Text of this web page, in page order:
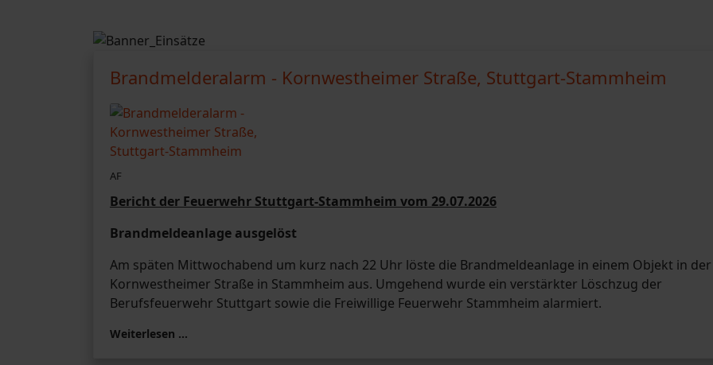
Brandmelderalarm - Kornwestheimer Straße, Stuttgart-Stammheim
AF
Bericht der Feuerwehr Stuttgart-Stammheim vom 29.07.2026
Brandmeldeanlage ausgelöst
Am späten Mittwochabend um kurz nach 22 Uhr löste die Brandmeldeanlage in einem Objekt in der
Kornwestheimer Straße in Stammheim aus. Umgehend wurde ein verstärkter Löschzug der
Berufsfeuerwehr Stuttgart sowie die Freiwillige Feuerwehr Stammheim alarmiert.
Weiterlesen …